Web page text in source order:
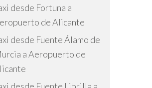
desde Fortuna a
de Alicante
desde Fuente Álamo de
a Aeropuerto de